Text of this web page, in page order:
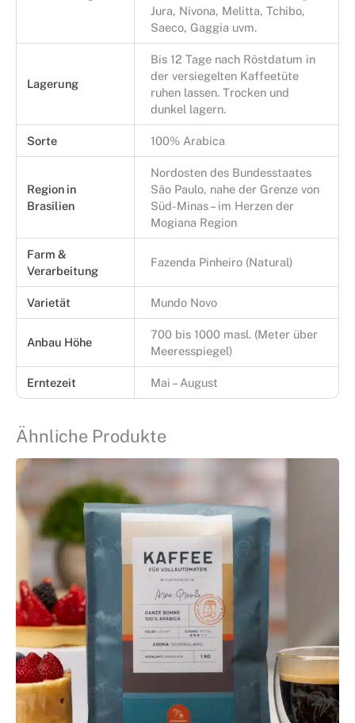
Jura, Nivona, Melitta, Tchibo,
Saeco, Gaggia uvm.
Lagerung
Bis 12 Tage nach Röstdatum in
der versiegelten Kaffeetüte
ruhen lassen. Trocken und
dunkel lagern.
Sorte 100% Arabica
Region in
Brasilien
Nordosten des Bundesstaates
São Paulo, nahe der Grenze von
Süd-Minas – im Herzen der
Mogiana Region
Farm &
Verarbeitung
Fazenda Pinheiro (Natural)
Varietät Mundo Novo
Anbau Höhe
700 bis 1000 masl. (Meter über
Meeresspiegel)
Erntezeit Mai – August
Ähnliche Produkte